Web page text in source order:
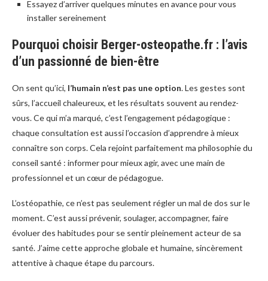
Essayez d’arriver quelques minutes en avance pour vous
installer sereinement
Pourquoi choisir Berger-osteopathe.fr : l’avis
d’un passionné de bien-être
On sent qu’ici, l’humain n’est pas une option. Les gestes sont
sûrs, l’accueil chaleureux, et les résultats souvent au rendez-
vous. Ce qui m’a marqué, c’est l’engagement pédagogique :
chaque consultation est aussi l’occasion d’apprendre à mieux
connaître son corps. Cela rejoint parfaitement ma philosophie du
conseil santé : informer pour mieux agir, avec une main de
professionnel et un cœur de pédagogue.
L’ostéopathie, ce n’est pas seulement régler un mal de dos sur le
moment. C’est aussi prévenir, soulager, accompagner, faire
évoluer des habitudes pour se sentir pleinement acteur de sa
santé. J’aime cette approche globale et humaine, sincèrement
attentive à chaque étape du parcours.